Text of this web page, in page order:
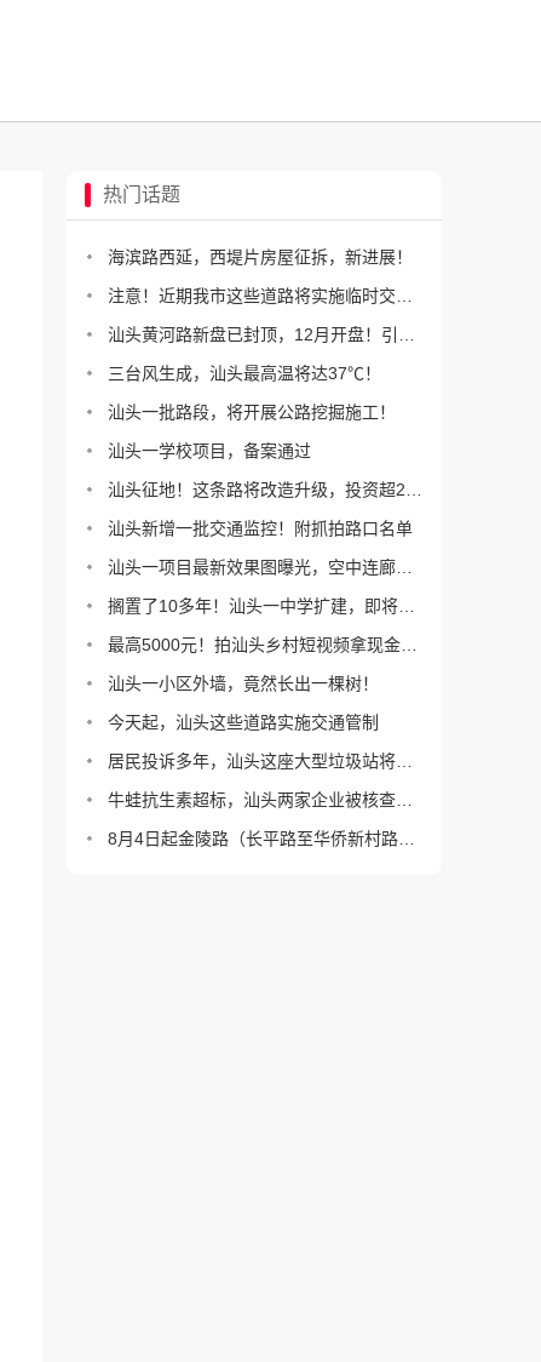
热门话题
海滨路西延，西堤片房屋征拆，新进展！
三台风生成，汕头最高温将达37℃！
汕头一批路段，将开展公路挖掘施工！
汕头一学校项目，备案通过
汕头新增一批交通监控！附抓拍路口名单
汕头一小区外墙，竟然长出一棵树！
今天起，汕头这些道路实施交通管制